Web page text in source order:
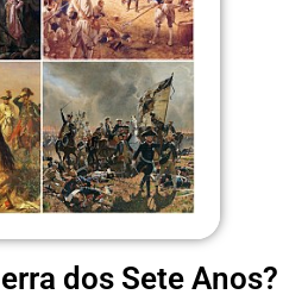
dos Sete Anos?